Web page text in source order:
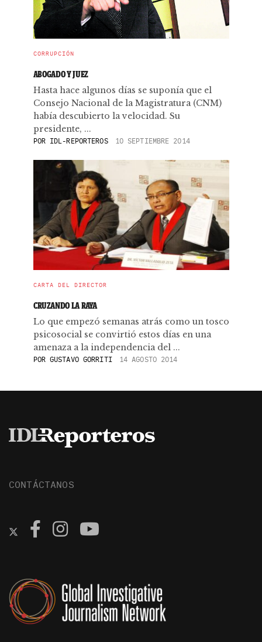
CORRUPCIÓN
ABOGADO Y JUEZ
Hasta hace algunos días se suponía que el
Consejo Nacional de la Magistratura (CNM)
había descubierto la velocidad. Su
presidente, ...
POR IDL-REPORTEROS 10 SEPTIEMBRE 2014
CARTA DEL DIRECTOR
CRUZANDO LA RAYA
Lo que empezó semanas atrás como un tosco
psicosocial se convirtió estos días en una
amenaza a la independencia del ...
POR GUSTAVO GORRITI 14 AGOSTO 2014
CONTÁCTANOS